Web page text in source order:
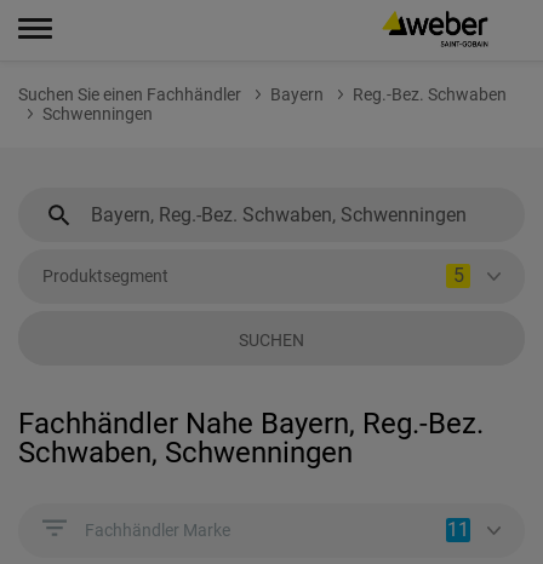
Suchen Sie einen Fachhändler Bayern
Reg.-Bez. Schwaben
Schwenningen
Produktsegment 5
SUCHEN
Fachhändler Nahe Bayern, Reg.-Bez.
Schwaben, Schwenningen
Fachhändler Marke 11